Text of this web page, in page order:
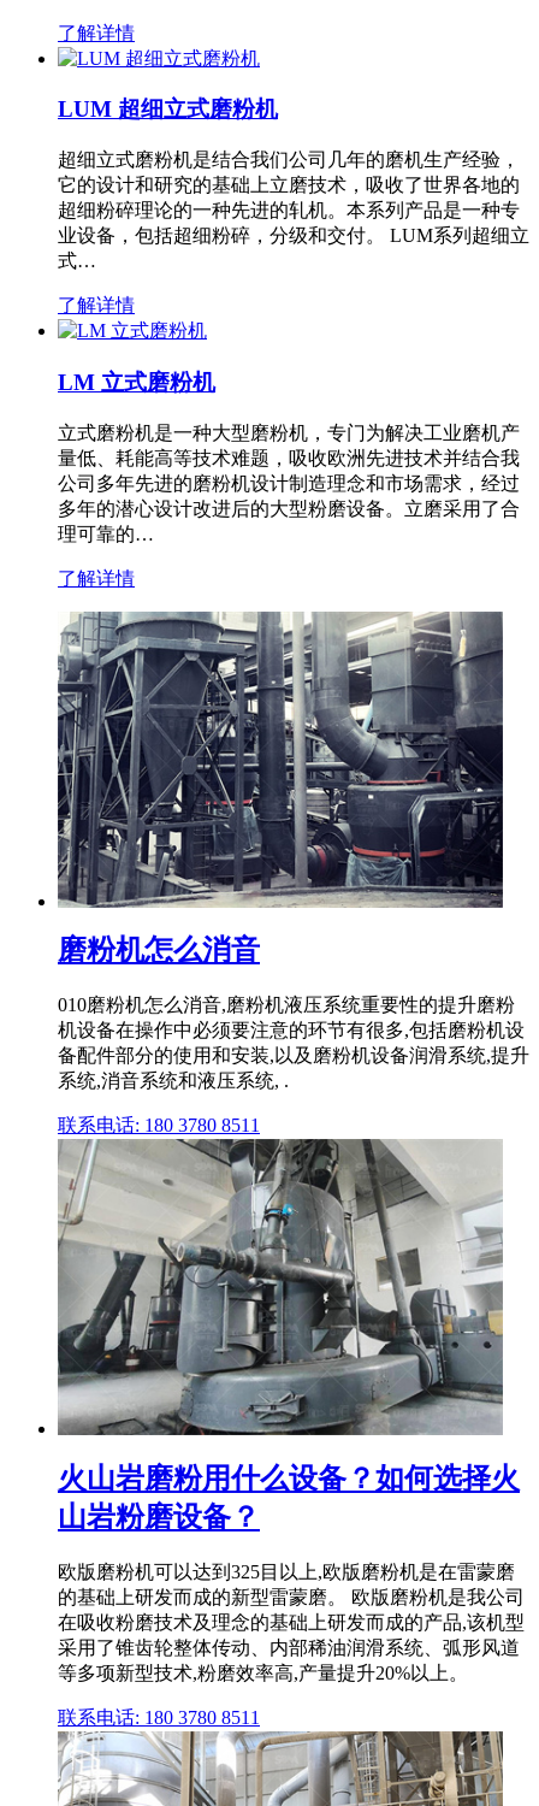
了解详情
LUM 超细立式磨粉机
超细立式磨粉机是结合我们公司几年的磨机生产经验，
它的设计和研究的基础上立磨技术，吸收了世界各地的
超细粉碎理论的一种先进的轧机。本系列产品是一种专
业设备，包括超细粉碎，分级和交付。 LUM系列超细立
式…
了解详情
LM 立式磨粉机
立式磨粉机是一种大型磨粉机，专门为解决工业磨机产
量低、耗能高等技术难题，吸收欧洲先进技术并结合我
公司多年先进的磨粉机设计制造理念和市场需求，经过
多年的潜心设计改进后的大型粉磨设备。立磨采用了合
理可靠的…
了解详情
磨粉机怎么消音
010磨粉机怎么消音,磨粉机液压系统重要性的提升磨粉
机设备在操作中必须要注意的环节有很多,包括磨粉机设
备配件部分的使用和安装,以及磨粉机设备润滑系统,提升
系统,消音系统和液压系统, .
联系电话: 180 3780 8511
火山岩磨粉用什么设备？如何选择火
山岩粉磨设备？
欧版磨粉机可以达到325目以上,欧版磨粉机是在雷蒙磨
的基础上研发而成的新型雷蒙磨。 欧版磨粉机是我公司
在吸收粉磨技术及理念的基础上研发而成的产品,该机型
采用了锥齿轮整体传动、内部稀油润滑系统、弧形风道
等多项新型技术,粉磨效率高,产量提升20%以上。
联系电话: 180 3780 8511